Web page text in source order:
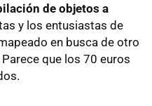
de objetos a
y los entusiastas de
en busca de otro
que los 70 euros